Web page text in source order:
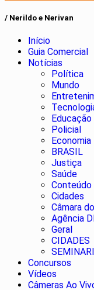
/ Nerildo e Nerivan
Início
Guia Comercial
Notícias
Política
Mundo
Educação
Policial
Economia
BRASIL
Justiça
Saúde
Cidades
Câmara
Agência
Geral
CIDADES
Concursos
Vídeos
Câmeras Ao